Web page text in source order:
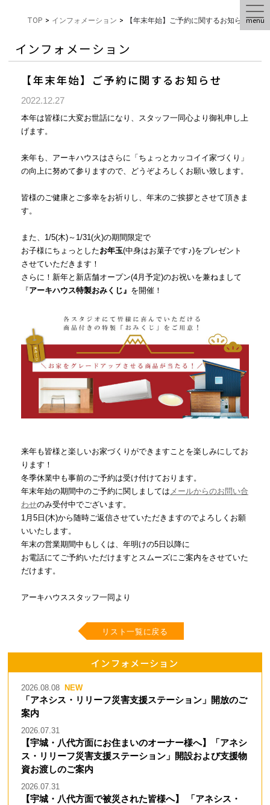
menu
TOP > インフォメーション > 【年末年始】ご予約に関するお知らせ
インフォメーション
【年末年始】ご予約に関するお知らせ
2022.12.27
本年は皆様に大変お世話になり、スタッフ一同心より御礼申し上
げます。
来年も、アーキハウスはさらに「ちょっとカッコイイ家づくり」
の向上に努めて参りますので、どうぞよろしくお願い致します。
皆様のご健康とご多幸をお祈りし、年末のご挨拶とさせて頂きま
す。
また、1/5(木)～1/31(火)の期間限定で
お子様にちょっとしたお年玉(中身はお菓子です♪)をプレゼント
させていただきます！
さらに！新年と新店舗オープン(4月予定)のお祝いを兼ねまして
『アーキハウス特製おみくじ』 を開催！
来年も皆様と楽しいお家づくりができますことを楽しみにしてお
ります！
冬季休業中も事前のご予約は受け付けております。
年末年始の期間中のご予約に関しましては メールからのお問い合
わせのみ受付中でございます。
1月5日(木)から随時ご返信させていただきますのでよろしくお願
いいたします。
年末の営業期間中もしくは、年明けの5日以降に
お電話にてご予約いただけますとスムーズにご案内をさせていた
だけます。
アーキハウススタッフ一同より
リスト一覧に戻る
インフォメーション
2026.08.08
「アネシス・リリーフ災害支援ステーション」開放のご
案内
2026.07.31
【宇城・八代方面にお住まいのオーナー様へ】「アネシ
ス・リリーフ災害支援ステーション」開設および支援物
資お渡しのご案内
2026.07.31
【宇城・八代方面で被災された皆様へ】 「アネシス・